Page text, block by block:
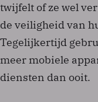
twijfelt of ze wel
de veiligheid van
Tegelijkertijd
meer mobiele
diensten dan ooit.